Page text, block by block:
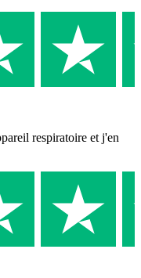
respiratoire et j'en